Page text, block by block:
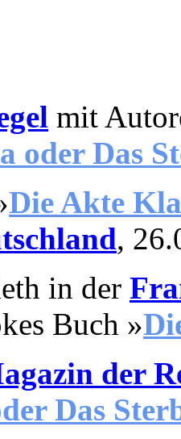
mit
oder Das
Die Akte
,
in der
Buch »D
der
Das